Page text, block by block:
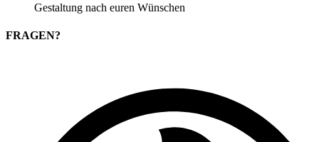
Gestaltung nach euren Wünschen
FRAGEN?